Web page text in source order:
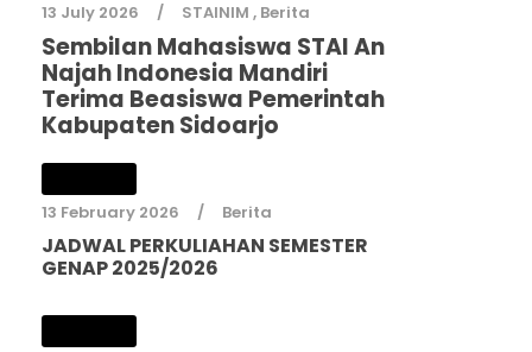
13 July 2026 STAINIM , Berita
Sembilan Mahasiswa STAI An
Najah Indonesia Mandiri
Terima Beasiswa Pemerintah
Kabupaten Sidoarjo
13 February 2026 Berita
JADWAL PERKULIAHAN SEMESTER
GENAP 2025/2026